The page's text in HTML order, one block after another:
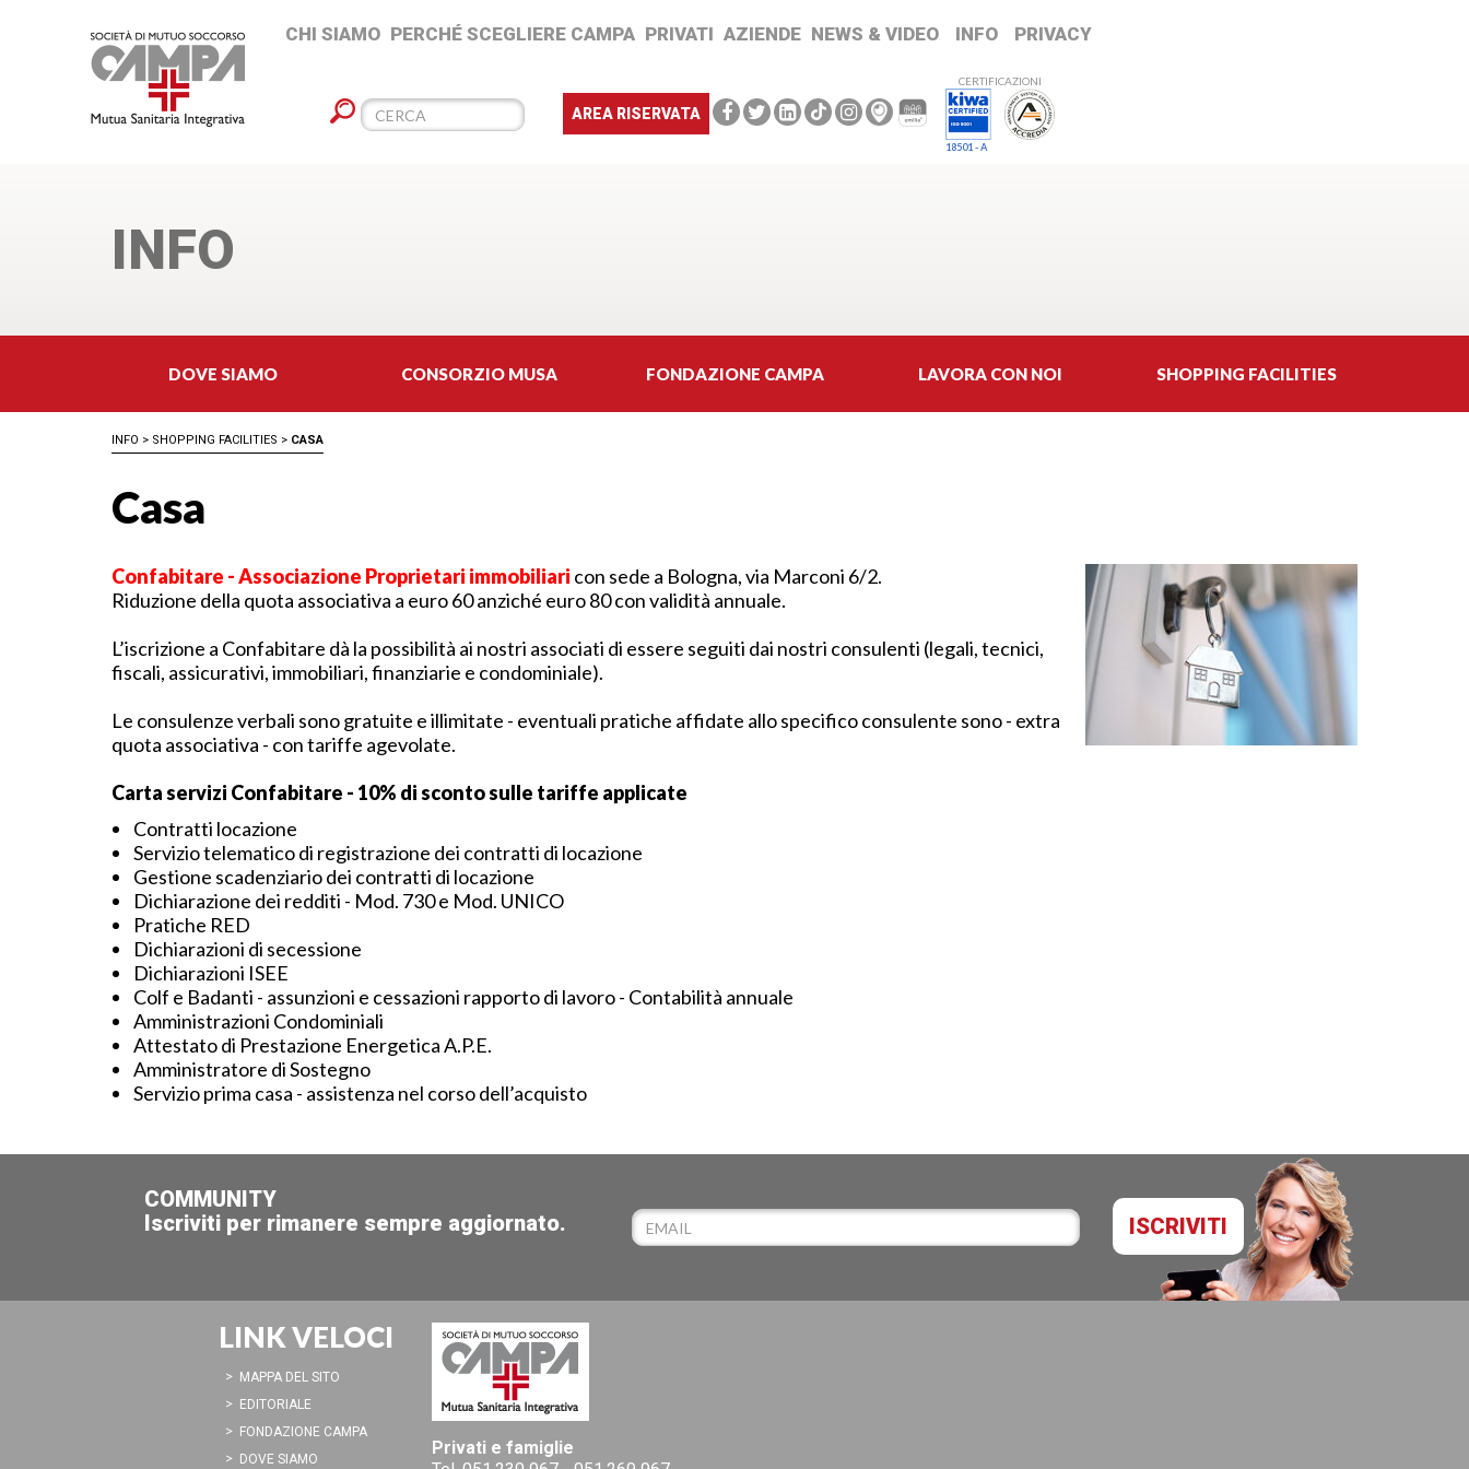
CHI SIAMO PERCHÉ SCEGLIERE CAMPA PRIVATI AZIENDE NEWS & VIDEO INFO PRIVACY
AREA RISERVATA
CERTIFICAZIONI
18501 - A
INFO
DOVE SIAMO CONSORZIO MUSA FONDAZIONE CAMPA LAVORA CON NOI SHOPPING FACILITIES
INFO > SHOPPING FACILITIES > CASA
Casa
Confabitare - Associazione Proprietari immobiliari con sede a Bologna, via Marconi 6/2.
Riduzione della quota associativa a euro 60 anziché euro 80 con validità annuale.
L’iscrizione a Confabitare dà la possibilità ai nostri associati di essere seguiti dai nostri consulenti (legali, tecnici,
fiscali, assicurativi, immobiliari, finanziarie e condominiale).
Le consulenze verbali sono gratuite e illimitate - eventuali pratiche affidate allo specifico consulente sono - extra
quota associativa - con tariffe agevolate.
Carta servizi Confabitare - 10% di sconto sulle tariffe applicate
Contratti locazione
Servizio telematico di registrazione dei contratti di locazione
Gestione scadenziario dei contratti di locazione
Dichiarazione dei redditi - Mod. 730 e Mod. UNICO
Pratiche RED
Dichiarazioni di secessione
Dichiarazioni ISEE
Colf e Badanti - assunzioni e cessazioni rapporto di lavoro - Contabilità annuale
Amministrazioni Condominiali
Attestato di Prestazione Energetica A.P.E.
Amministratore di Sostegno
Servizio prima casa - assistenza nel corso dell’acquisto
COMMUNITY
Iscriviti per rimanere sempre aggiornato.
LINK VELOCI
MAPPA DEL SITO
EDITORIALE
FONDAZIONE CAMPA
DOVE SIAMO
Privati e famiglie